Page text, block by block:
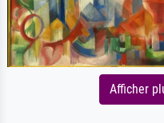
Afficher